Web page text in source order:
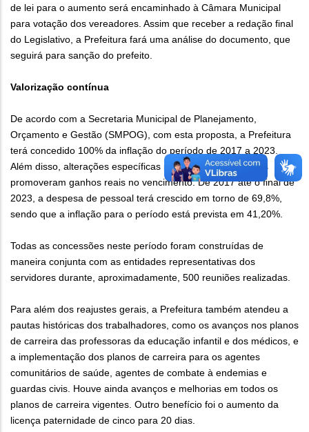
de lei para o aumento será encaminhado à Câmara Municipal
para votação dos vereadores. Assim que receber a redação final
do Legislativo, a Prefeitura fará uma análise do documento, que
seguirá para sanção do prefeito.
Valorização contínua
De acordo com a Secretaria Municipal de Planejamento,
Orçamento e Gestão (SMPOG), com esta proposta, a Prefeitura
terá concedido 100% da inflação do período de 2017 a 2023.
Além disso, alterações específicas para inúmeras carreiras
promoveram ganhos reais no vencimento. De 2017 até o final de
2023, a despesa de pessoal terá crescido em torno de 69,8%,
sendo que a inflação para o período está prevista em 41,20%.
Todas as concessões neste período foram construídas de
maneira conjunta com as entidades representativas dos
servidores durante, aproximadamente, 500 reuniões realizadas.
Para além dos reajustes gerais, a Prefeitura também atendeu a
pautas históricas dos trabalhadores, como os avanços nos planos
de carreira das professoras da educação infantil e dos médicos, e
a implementação dos planos de carreira para os agentes
comunitários de saúde, agentes de combate à endemias e
guardas civis. Houve ainda avanços e melhorias em todos os
planos de carreira vigentes. Outro benefício foi o aumento da
licença paternidade de cinco para 20 dias.